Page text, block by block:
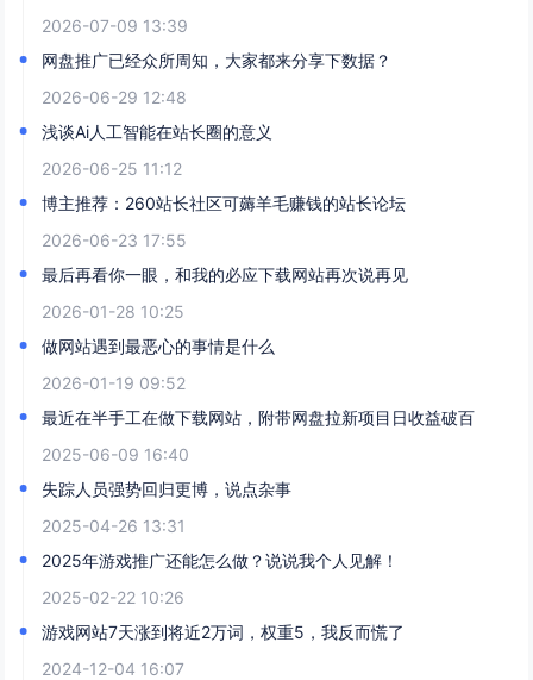
2026-07-09 13:39
网盘推广已经众所周知，大家都来分享下数据？
2026-06-29 12:48
浅谈Ai人工智能在站长圈的意义
2026-06-25 11:12
博主推荐：260站长社区可薅羊毛赚钱的站长论坛
2026-06-23 17:55
最后再看你一眼，和我的必应下载网站再次说再见
2026-01-28 10:25
做网站遇到最恶心的事情是什么
2026-01-19 09:52
最近在半手工在做下载网站，附带网盘拉新项目日收益破百
2025-06-09 16:40
失踪人员强势回归更博，说点杂事
2025-04-26 13:31
2025年游戏推广还能怎么做？说说我个人见解！
2025-02-22 10:26
游戏网站7天涨到将近2万词，权重5，我反而慌了
2024-12-04 16:07